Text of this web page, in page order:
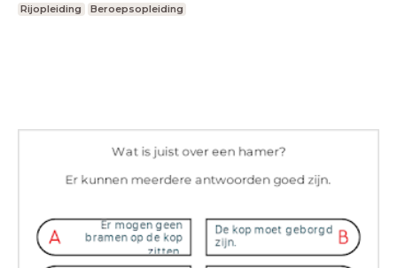
Rijopleiding Beroepsopleiding